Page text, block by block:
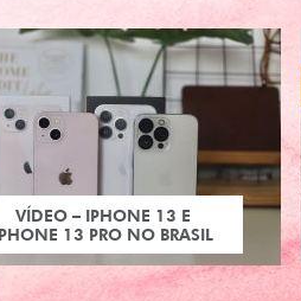
VÍDEO – IPHONE 13 E
IPHONE 13 PRO NO BRASIL